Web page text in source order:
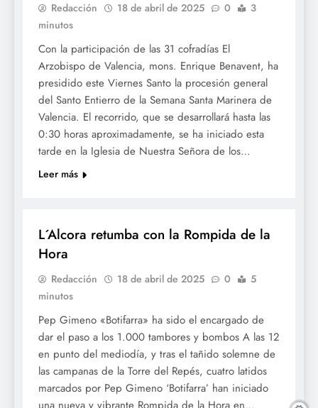
Redacción 18 de abril de 2025 0
3
minutos
Con la participación de las 31 cofradías El
Arzobispo de Valencia, mons. Enrique Benavent, ha
presidido este Viernes Santo la procesión general
del Santo Entierro de la Semana Santa Marinera de
Valencia. El recorrido, que se desarrollará hasta las
0:30 horas aproximadamente, se ha iniciado esta
tarde en la Iglesia de Nuestra Señora de los…
Leer más
L´Alcora retumba con la Rompida de la
Hora
Redacción 18 de abril de 2025 0
5
minutos
Pep Gimeno «Botifarra» ha sido el encargado de
dar el paso a los 1.000 tambores y bombos A las 12
en punto del mediodía, y tras el tañido solemne de
las campanas de la Torre del Repés, cuatro latidos
marcados por Pep Gimeno ‘Botifarra’ han iniciado